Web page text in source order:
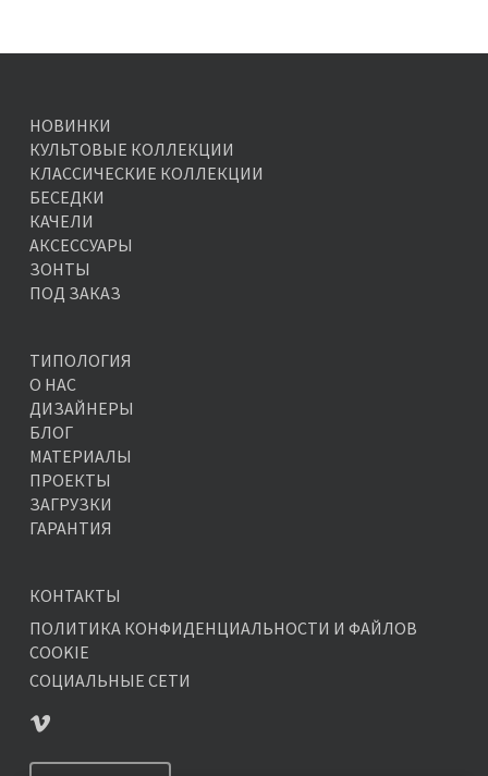
НОВИНКИ
КУЛЬТОВЫЕ КОЛЛЕКЦИИ
КЛАССИЧЕСКИЕ КОЛЛЕКЦИИ
БЕСЕДКИ
КАЧЕЛИ
АКСЕССУАРЫ
ЗОНТЫ
ПОД ЗАКАЗ
ТИПОЛОГИЯ
О НАС
ДИЗАЙНЕРЫ
БЛОГ
МАТЕРИАЛЫ
ПРОЕКТЫ
ЗАГРУЗКИ
ГАРАНТИЯ
КОНТАКТЫ
ПОЛИТИКА КОНФИДЕНЦИАЛЬНОСТИ И ФАЙЛОВ
COOKIE
СОЦИАЛЬНЫЕ СЕТИ